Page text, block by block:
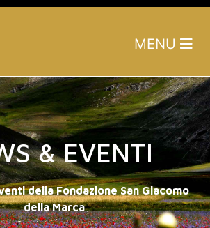
MENU
& EVENTI
della Fondazione San Giacomo
della Marca